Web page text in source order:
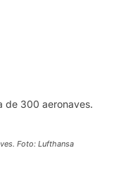
Foto: Lufthansa